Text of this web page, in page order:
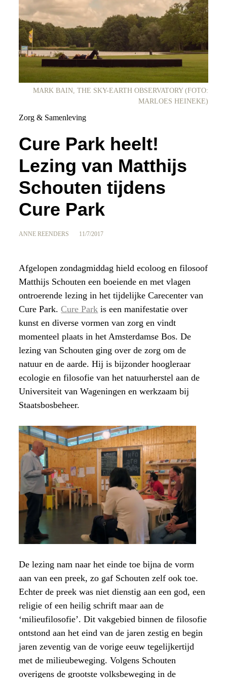
MARK BAIN, THE SKY-EARTH OBSERVATORY (FOTO:
MARLOES HEINEKE)
Zorg & Samenleving
Cure Park heelt!
Lezing van Matthijs
Schouten tijdens
Cure Park
ANNE REENDERS 11/7/2017
Afgelopen zondagmiddag hield ecoloog en filosoof
Matthijs Schouten een boeiende en met vlagen
ontroerende lezing in het tijdelijke Carecenter van
Cure Park.Cure Park is een manifestatie over
kunst en diverse vormen van zorg en vindt
momenteel plaats in het Amsterdamse Bos. De
lezing van Schouten ging over de zorg om de
natuur en de aarde. Hij is bijzonder hoogleraar
ecologie en filosofie van het natuurherstel aan de
Universiteit van Wageningen en werkzaam bij
Staatsbosbeheer.
De lezing nam naar het einde toe bijna de vorm
aan van een preek, zo gaf Schouten zelf ook toe.
Echter de preek was niet dienstig aan een god, een
religie of een heilig schrift maar aan de
‘milieufilosofie’. Dit vakgebied binnen de filosofie
ontstond aan het eind van de jaren zestig en begin
jaren zeventig van de vorige eeuw tegelijkertijd
met de milieubeweging. Volgens Schouten
overigens de grootste volksbeweging in de